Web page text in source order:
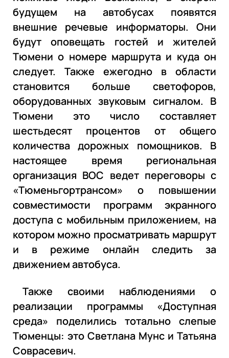
будущем на автобусах появятся
внешние речевые информаторы. Они
будут оповещать гостей и жителей
Тюмени о номере маршрута и куда он
следует. Также ежегодно в области
становится больше светофоров,
оборудованных звуковым сигналом. В
Тюмени это число составляет
шестьдесят процентов от общего
количества дорожных помощников. В
настоящее время региональная
организация ВОС ведет переговоры с
«Тюменьгортрансом» о повышении
совместимости программ экранного
доступа с мобильным приложением, на
котором можно просматривать маршрут
и в режиме онлайн следить за
движением автобуса.
Также своими наблюдениями о
реализации программы «Доступная
среда» поделились тотально слепые
Тюменцы: это Светлана Мунс и Татьяна
Соврасевич.